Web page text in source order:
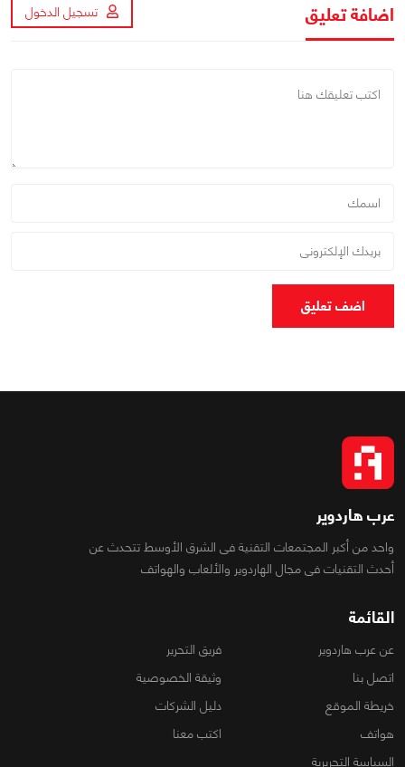
اضافة تعليق تسجيل الدخول
اضف تعليق
عرب هاردوير
واحد من أكبر المجتمعات التقنية فى الشرق الأوسط تتحدث عن
أحدث التقنيات فى مجال الهاردوير والألعاب والهواتف
القائمة
عن عرب هاردوير
فريق التحرير
اتصل بنا
وثيقة الخصوصية
خريطة الموقع
دليل الشركات
هواتف
اكتب معنا
السياسة التحريرية